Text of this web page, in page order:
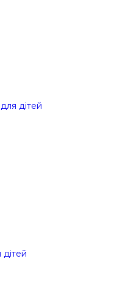
дітей